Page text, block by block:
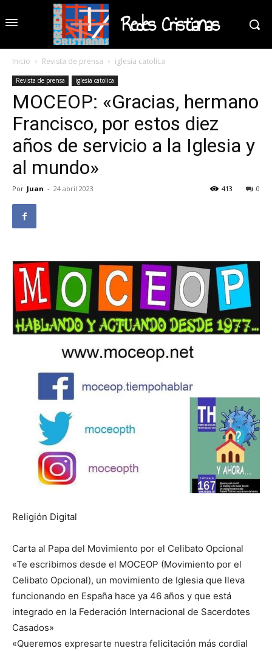
Redes Cristianas
Inicio Revista de prensa iglesia catolica
Revista de prensa iglesia catolica
MOCEOP: «Gracias, hermano
Francisco, por estos diez
años de servicio a la Iglesia y
al mundo»
Por Juan - 24 abril 2023 0
413
Religión Digital
Carta al Papa del Movimiento por el Celibato Opcional
«Te escribimos desde el MOCEOP (Movimiento por el
Celibato Opcional), un movimiento de Iglesia que lleva
funcionando en España hace ya 46 años y que está
integrado en la Federación Internacional de Sacerdotes
Casados»
«Queremos expresarte nuestra felicitación más cordial